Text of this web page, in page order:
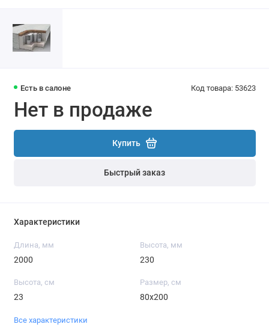
Есть в салоне Код товара: 53623
Нет в продаже
Купить
Быстрый заказ
Характеристики
Длина, мм
2000
Высота, мм
230
Высота, см
23
Размер, см
80x200
Все характеристики